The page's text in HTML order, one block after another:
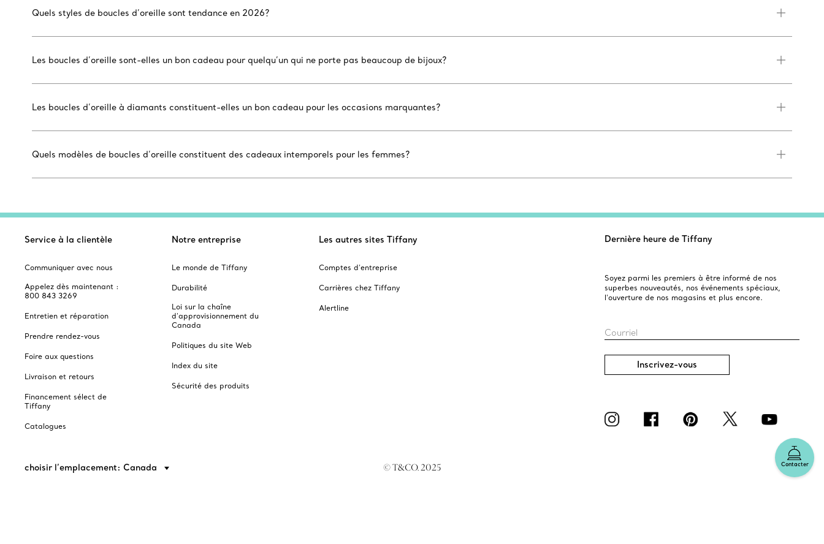
Quels styles de boucles d’oreille sont tendance en 2026?
Les boucles d’oreille sont-elles un bon cadeau pour quelqu’un qui ne porte pas beaucoup de bijoux?
Les boucles d’oreille à diamants constituent-elles un bon cadeau pour les occasions marquantes?
Quels modèles de boucles d’oreille constituent des cadeaux intemporels pour les femmes?
Contacter
Service à la clientèle
Communiquer avec nous
Appelez dès maintenant :
800 843 3269
Entretien et réparation
Prendre rendez-vous
Foire aux questions
Livraison et retours
Financement sélect de
Tiffany
Catalogues
Notre entreprise
Le monde de Tiffany
Durabilité
Loi sur la chaîne
d'approvisionnement du
Canada
Politiques du site Web
Index du site
Sécurité des produits
Les autres sites Tiffany
Comptes d’entreprise
Carrières chez Tiffany
Alertline
Dernière heure de Tiffany
Soyez parmi les premiers à être informé de nos
superbes nouveautés, nos événements spéciaux,
l’ouverture de nos magasins et plus encore.
Courriel
Inscrivez-vous
choisir l’emplacement: Canada © T&CO. 2025